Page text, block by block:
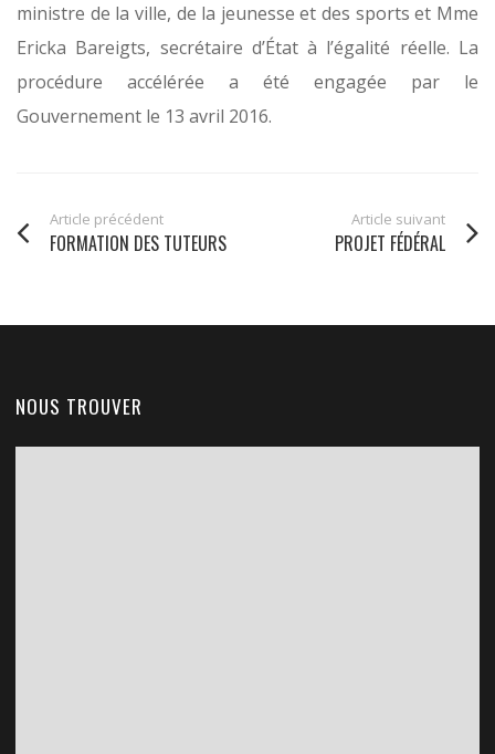
ministre de la ville, de la jeunesse et des sports et Mme
Ericka Bareigts, secrétaire d’État à l’égalité réelle. La
procédure accélérée a été engagée par le
Gouvernement le 13 avril 2016.
Article précédent
FORMATION DES TUTEURS
Article suivant
PROJET FÉDÉRAL
NOUS TROUVER